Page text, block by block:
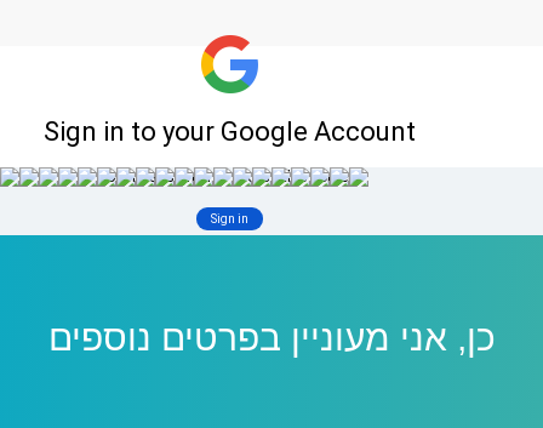
כן, אני מעוניין בפרטים נוספים